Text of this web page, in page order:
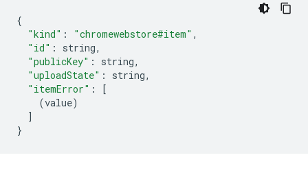
{
"kind" : "chromewebstore#item" ,
"id" : string,
"publicKey" : string,
"uploadState" : string,
"itemError" :
[
(value)
]
}